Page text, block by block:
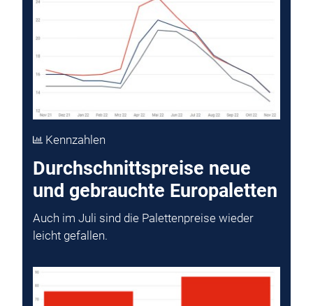
Kennzahlen
Durchschnittspreise neue
und gebrauchte Europaletten
Auch im Juli sind die Palettenpreise wieder
leicht gefallen.